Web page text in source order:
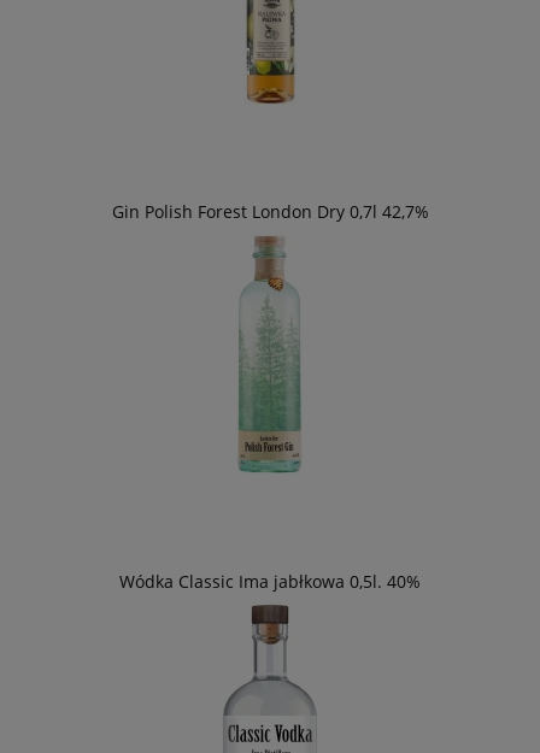
Gin Polish Forest London Dry 0,7l 42,7%
Wódka Classic Ima jabłkowa 0,5l. 40%